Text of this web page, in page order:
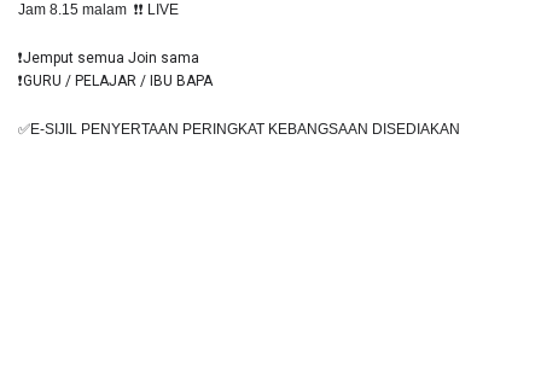
Jam 8.15 malam ❗️❗️ LIVE
❗️Jemput semua Join sama
❗️GURU / PELAJAR / IBU BAPA
✅E-SIJIL PENYERTAAN PERINGKAT KEBANGSAAN DISEDIAKAN